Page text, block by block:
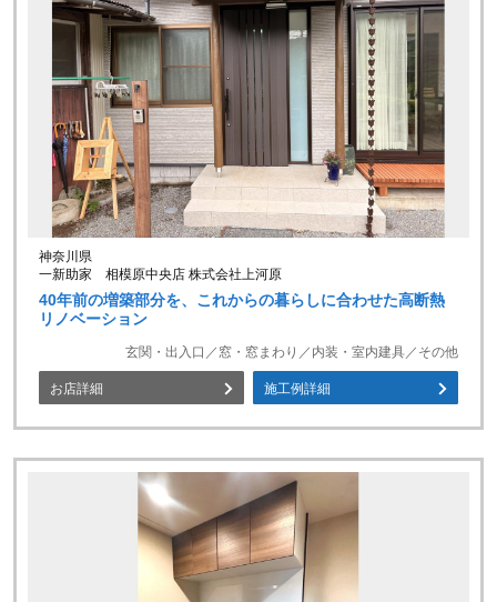
神奈川県
一新助家 相模原中央店 株式会社上河原
40年前の増築部分を、これからの暮らしに合わせた高断熱
リノベーション
玄関・出入口／窓・窓まわり／内装・室内建具／その他
お店詳細 施工例詳細